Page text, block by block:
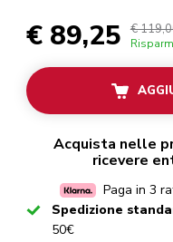
€ 89,25 €
Acquista nelle
ricevere
Paga in 3
CheckedSpedizione
50€